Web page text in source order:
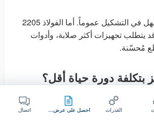
يُعدّ الفولاذ 316L أسهل في التشكيل عموماً. أما الفولاذ 2205
يتطلب تجهيزات أكثر صلابة، وأدوات
مُحسّنة.
بتكلفة دورة حياة أقل؟
يعتمد ذلك على البيئة. غالبًا ما يكون لسبائك 316L تكلفة دورة
القدرات احصل على عرض سعر اتصال